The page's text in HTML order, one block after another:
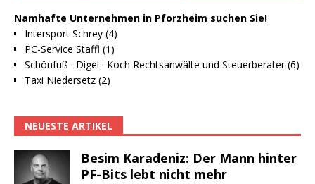
Namhafte Unternehmen in Pforzheim suchen Sie!
Intersport Schrey (4)
PC-Service Staffl (1)
Schönfuß · Digel · Koch Rechtsanwälte und Steuerberater (6)
Taxi Niedersetz (2)
NEUESTE ARTIKEL
Besim Karadeniz: Der Mann hinter
PF-Bits lebt nicht mehr